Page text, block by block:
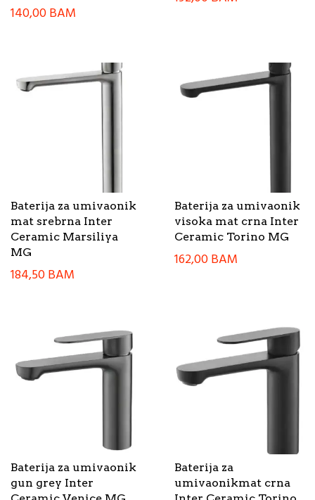
140,00BAM
Baterija za umivaonik
mat srebrna Inter
Ceramic Marsiliya
MG
184,50BAM
Baterija za umivaonik
visoka mat crna Inter
Ceramic Torino MG
162,00BAM
Baterija za umivaonik
gun grey Inter
Baterija za
umivaonikmat crna